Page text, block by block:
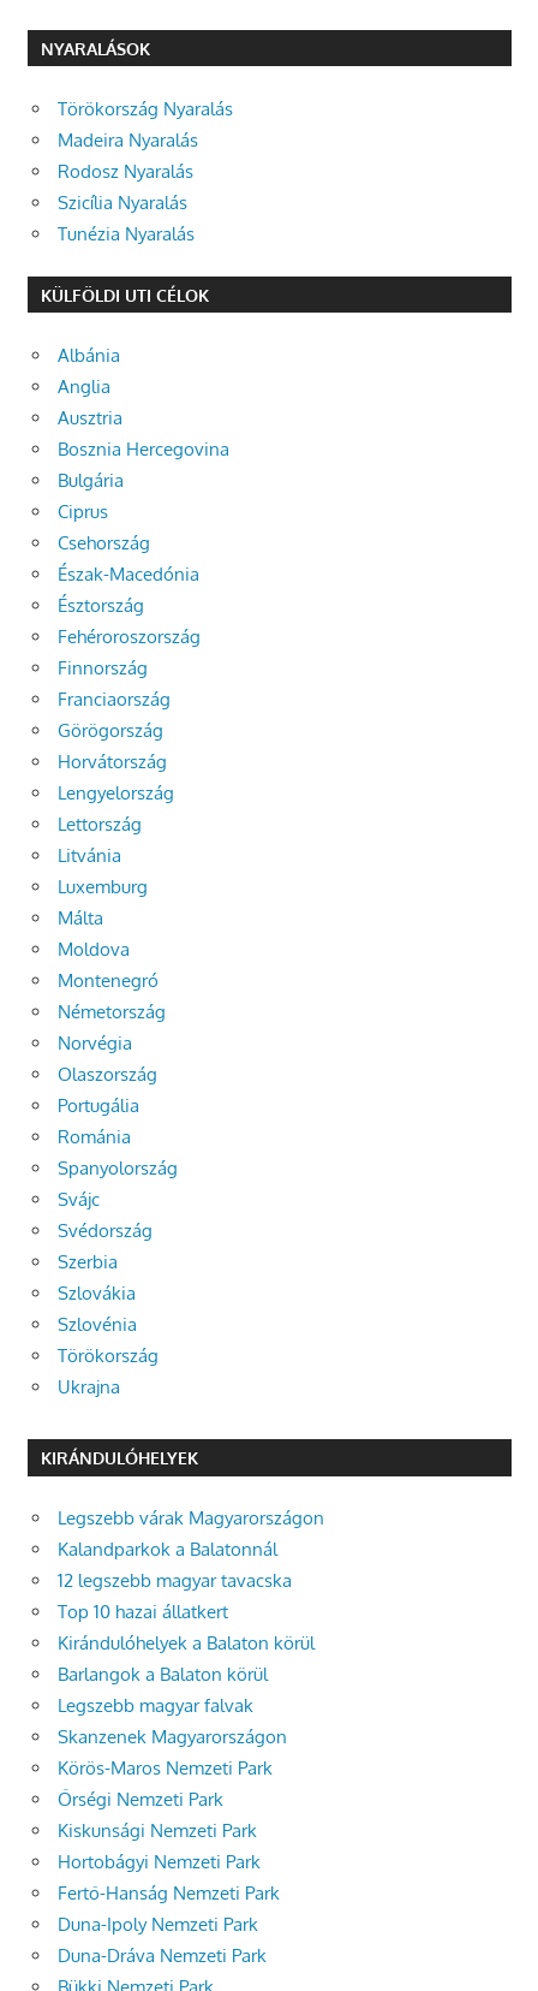
NYARALÁSOK
Törökország Nyaralás
Madeira Nyaralás
Rodosz Nyaralás
Szicília Nyaralás
Tunézia Nyaralás
KÜLFÖLDI UTI CÉLOK
Albánia
Anglia
Ausztria
Bosznia Hercegovina
Bulgária
Ciprus
Csehország
Észak-Macedónia
Észtország
Fehéroroszország
Finnország
Franciaország
Görögország
Horvátország
Lengyelország
Lettország
Litvánia
Luxemburg
Málta
Moldova
Montenegró
Németország
Norvégia
Olaszország
Portugália
Románia
Spanyolország
Svájc
Svédország
Szerbia
Szlovákia
Szlovénia
Törökország
Ukrajna
KIRÁNDULÓHELYEK
Legszebb várak Magyarországon
Kalandparkok a Balatonnál
12 legszebb magyar tavacska
Top 10 hazai állatkert
Kirándulóhelyek a Balaton körül
Barlangok a Balaton körül
Legszebb magyar falvak
Skanzenek Magyarországon
Körös-Maros Nemzeti Park
Őrségi Nemzeti Park
Kiskunsági Nemzeti Park
Hortobágyi Nemzeti Park
Fertő-Hanság Nemzeti Park
Duna-Ipoly Nemzeti Park
Duna-Dráva Nemzeti Park